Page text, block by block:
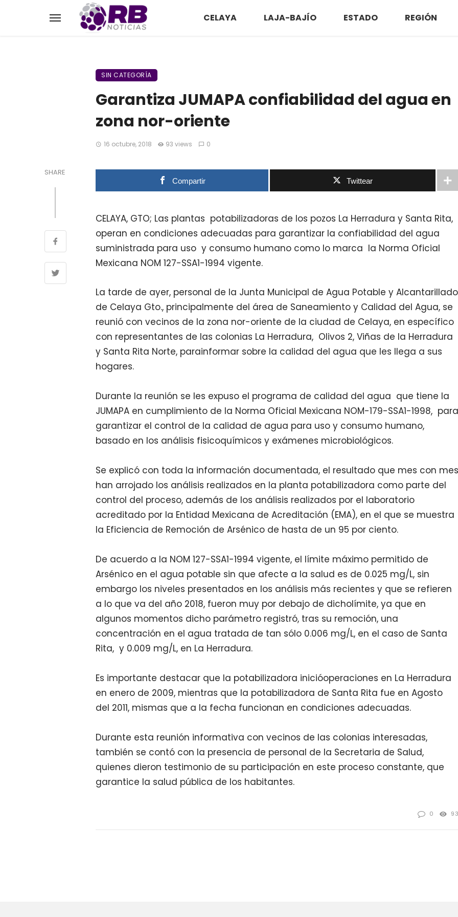
CELAYA LAJA-BAJÍO ESTADO REGIÓN
SIN CATEGORÍA
Garantiza JUMAPA confiabilidad del agua en
zona nor-oriente
16 octubre, 2018 93 views 0
SHARE
Compartir Twittear
CELAYA, GTO; Las plantas potabilizadoras de los pozos La Herradura y Santa Rita,
operan en condiciones adecuadas para garantizar la confiabilidad del agua
suministrada para uso y consumo humano como lo marca la Norma Oficial
Mexicana NOM 127-SSA1-1994 vigente.
La tarde de ayer, personal de la Junta Municipal de Agua Potable y Alcantarillado
de Celaya Gto., principalmente del área de Saneamiento y Calidad del Agua, se
reunió con vecinos de la zona nor-oriente de la ciudad de Celaya, en específico
con representantes de las colonias La Herradura, Olivos 2, Viñas de la Herradura
y Santa Rita Norte, parainformar sobre la calidad del agua que les llega a sus
hogares.
Durante la reunión se les expuso el programa de calidad del agua que tiene la
JUMAPA en cumplimiento de la Norma Oficial Mexicana NOM-179-SSA1-1998, para
garantizar el control de la calidad de agua para uso y consumo humano,
basado en los análisis fisicoquímicos y exámenes microbiológicos.
Se explicó con toda la información documentada, el resultado que mes con mes
han arrojado los análisis realizados en la planta potabilizadora como parte del
control del proceso, además de los análisis realizados por el laboratorio
acreditado por la Entidad Mexicana de Acreditación (EMA), en el que se muestra
la Eficiencia de Remoción de Arsénico de hasta de un 95 por ciento.
De acuerdo a la NOM 127-SSA1-1994 vigente, el límite máximo permitido de
Arsénico en el agua potable sin que afecte a la salud es de 0.025 mg/L, sin
embargo los niveles presentados en los análisis más recientes y que se refieren
a lo que va del año 2018, fueron muy por debajo de dicholímite, ya que en
algunos momentos dicho parámetro registró, tras su remoción, una
concentración en el agua tratada de tan sólo 0.006 mg/L, en el caso de Santa
Rita, y 0.009 mg/L, en La Herradura.
Es importante destacar que la potabilizadora inicióoperaciones en La Herradura
en enero de 2009, mientras que la potabilizadora de Santa Rita fue en Agosto
del 2011, mismas que a la fecha funcionan en condiciones adecuadas.
Durante esta reunión informativa con vecinos de las colonias interesadas,
también se contó con la presencia de personal de la Secretaria de Salud,
quienes dieron testimonio de su participación en este proceso constante, que
garantice la salud pública de los habitantes.
0 93